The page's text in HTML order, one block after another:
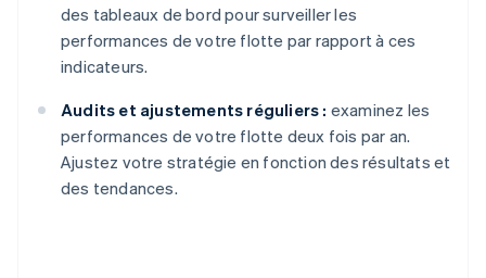
des tableaux de bord pour surveiller les
performances de votre flotte par rapport à ces
indicateurs.
Audits et ajustements réguliers : examinez les
performances de votre flotte deux fois par an.
Ajustez votre stratégie en fonction des résultats et
des tendances.